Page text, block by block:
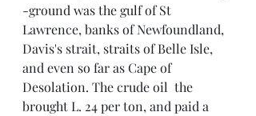
-ground was the gulf of St
Lawrence, banks of Newfoundland,
Davis's strait, straits of Belle Isle,
and even so far as Cape of
Desolation. The crude oil  the
brought L. 24 per ton, and paid a